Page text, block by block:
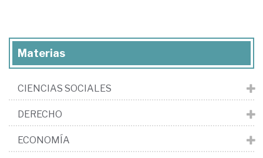
Materias
CIENCIAS SOCIALES
DERECHO
ECONOMÍA